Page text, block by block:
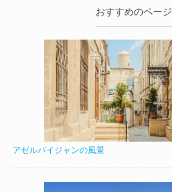
おすすめのページ
アゼルバイジャンの風景